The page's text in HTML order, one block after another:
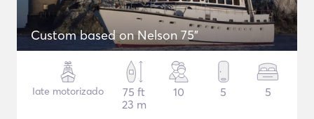
Custom based on Nelson 75"
Iate motorizado
75 ft
23 m
10 5 5